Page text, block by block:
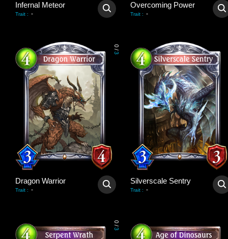
Infernal Meteor
Trait : -
Overcoming Power
Trait : -
0
/
3
Dragon Warrior
Trait : -
Silverscale Sentry
Trait : -
0
/
3